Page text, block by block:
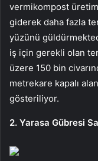
vermikompost
giderek daha fazla
yüzünü
iş için gerekli olan
üzere 150 bin
metrekare kapalı
gösteriliyor.
2. Yarasa Gübresi